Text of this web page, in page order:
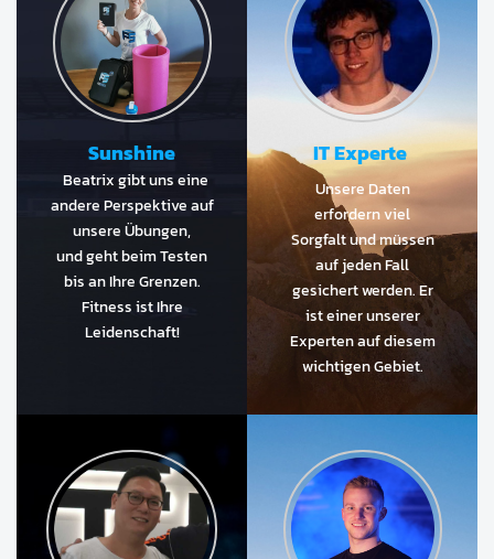
Sunshine
Beatrix gibt uns eine
andere Perspektive auf
unsere Übungen,
und geht beim Testen
bis an Ihre Grenzen.
Fitness ist Ihre
Leidenschaft!
IT Experte
Unsere Daten
erfordern viel
Sorgfalt und müssen
auf jeden Fall
gesichert werden. Er
ist einer unserer
Experten auf diesem
wichtigen Gebiet.